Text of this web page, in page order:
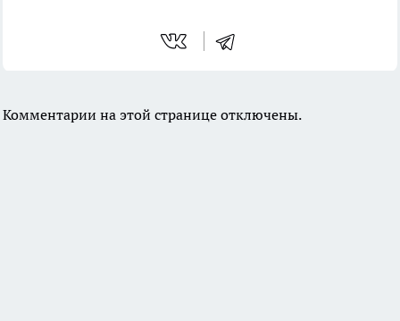
Комментарии на этой странице отключены.